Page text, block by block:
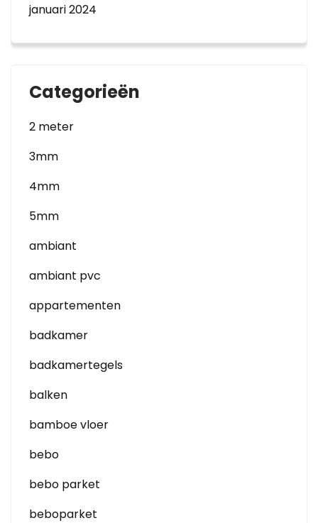
januari 2024
Categorieën
2 meter
3mm
4mm
5mm
ambiant
ambiant pvc
appartementen
badkamer
badkamertegels
balken
bamboe vloer
bebo
bebo parket
beboparket